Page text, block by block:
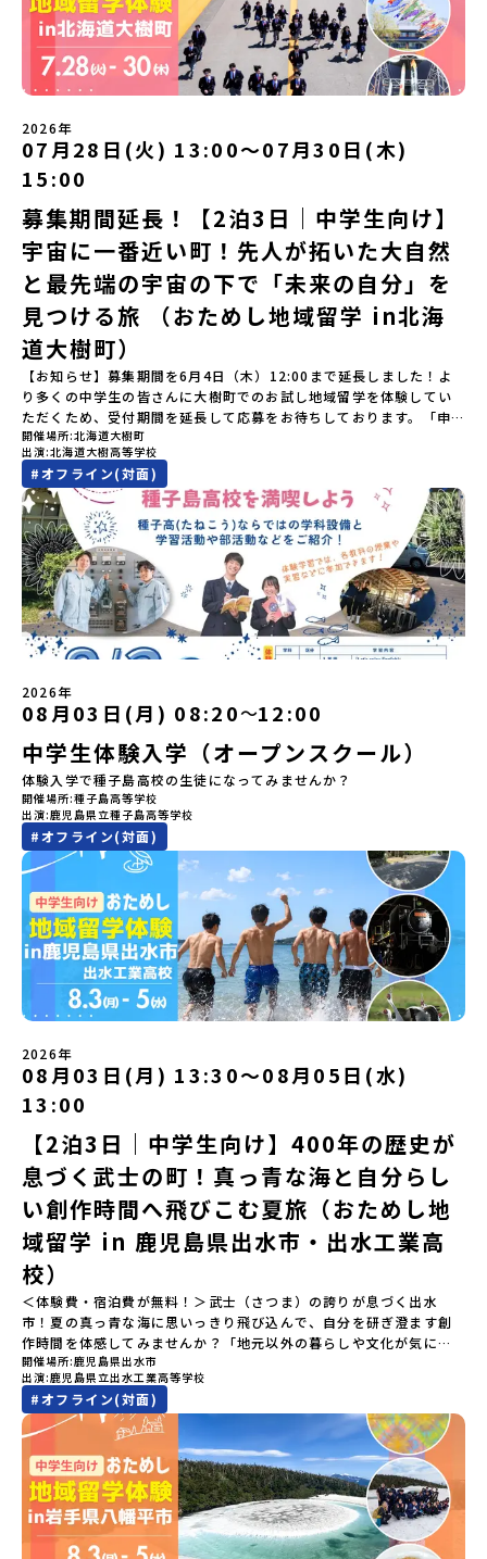
の歴史的な町並みを体感する「有田焼絵付けアクティビティ」 -職
人さんからまなぶ！有田焼伝統の「絵付け」体験ワークショップ
（協力：clay studio）「みんなで楽しもう！BBQ」 -BBQづく
り -仲間や地元の高校生、町の大人たちと交流・対話＜２日目＞
（AM）「1日目の振り返り」「ワークショップ」 -ゲスト講師によ
（PM）「ランチ/お土産タイム」解散※天候の状況や参加人数によ
ってプログラムを変更する場合がございます。参加概要【開催場
所】佐賀県 有田町（ありたちょう）【実施日程】7月4日（土）〜7
月5日（日）※参加が確定した方には6月5日（金） 18:30～20:00に
「参加者向け事前オンライン研修」をご案内する予定です。必ず参
加をお願いします。【集合場所・時間】7月4日(土) 12：00 JR有田
駅※12：00までにJR有田駅に到着する便で手配ください。【解散場
所・時間】7月5日(日) 13：00頃 JR有田駅【対象】中学2年生、中
学3年生【宿泊先】ありこや（佐賀県西松浦郡有田町）※地域みらい
留学生が活用している宿泊施設（シェアハウス）です。※1室1名で
宿泊いただく予定です。 【旅行代金】無料※旅行代金に含まれる費
用のうち、以下の内容が無料となります：・宿泊費（1泊分）・プロ
グラム内のアクティビティ・体験費用・一部の食事代*以下の費用は
参加者のご負担となります・集合場所までの往復交通費・お土産代
や自由時間の個人飲食費などの個人的費用【募集人数】最大5名（お
申し込み多数の場合は抽選の上決定）【参加者決定】お申し込み多
数の場合は、締め切り後1週間を目途に当落結果をご連絡いたしま
す。【申し込み受付期間】5月7日(木)12：00 から 5月21日(木)
12：00まで疑問も不安もワクワクに変える！「おためし地域留学」
ステップアップ説明会プログラムの内容を詳しく知りたい方や、お
申し込みを迷われている方向けにZoomでのオンライン配信を行い
ます。知りたい情報のレベルに合わせて、以下の2つのステップをご
活用ください。【STEP 1】全体オンライン説明会〜まずは「おため
し地域留学」を知りたい方へ〜日本全国20以上の地域から選んで参
加できる「おためし地域留学」の全体像や魅力について、説明会を
開催しました。中学生一人での参加にあたり、保護者様が特に気に
なる「安全面」や「事務局のサポート体制」についても詳しく解説
しています。ぜひ、ご自宅からお気軽にご視聴ください。▶︎ [アーカ
イブ動画を視聴する]YouTube：
https://youtu.be/Yt8nd04aNgA?
si=e5erbspvwz5O8_uF【STEP 2】有田町プログラム説明会〜
「有田町」の内容を具体的に深掘りしたい方へ〜全体説明を聞いた
うえで、「有田町では具体的に何をするの？」「どんな町なの？」
という疑問にお答えする説明会です。有田町ならではの豊かな文化
や、2泊3日のプログラムの中身をたっぷりとお伝えします。日
時： 5月11日(月) 19：00〜19：40内 容： 有田町ってどんなとこ
ろ？、プログラム詳細解説、質疑応答お申し込み：https://c-
mirai.jp/events/068058お気軽にどうぞ！「はじめての一人旅だ
けど大丈夫？」「どんな体験ができるの？」そんな保護者様の不安
や、中学生のみなさんの素朴な疑問にスタッフが直接お答えしま
す。チャットでの質問も可能ですので、ぜひご自宅からリラックス
してご参加ください。▼お申し込み前に必ずご確認ください・参加
規約への同意プログラムへの参加申し込みいただく前に、「お申し
込みに関する各規約」への同意が必須となります。ご確認くださ
ら抽選の上、締め切り日から1週間を目途に、お申し込み時に記入い
ただいたメールアドレス宛に「当選／落選メール」をお送りいたし
ます。当選者は、メールに記載された「当選確認フォーム」に３日
以内に回答いただき、確認フォームの提出をもって参加確定とさせ
ていただきます。当選確認フォームの期日までにご回答いただけな
い場合は、当選を取り消しとさせていただきます。当選取り消しが
あった場合は、繰り上げ当選者へご連絡させていただきます。登録
メールアドレスの変更をご希望の場合は下記の地域みらい留学公式
LINEよりご連絡をお願いします。※受信制限設定をしていると、通
知メールをお受け取りいただけません。その場合は、
「@miratabi.jp」からのメールを受信できるよう設定をお願いいた
します。※結果に関する個別のお問合せにはお答えしておりません
ので、ご了承ください。・お申し込みについてお申込はお一人様1回
限りです。PC・スマートフォンからお申込ください。申込後の内容
変更はできません。お申込時は、メールアドレスの入力間違いにご
注意ください。・宿泊について１室に複数(同性2～4名程度)で宿泊
いただく予定です。・食事アレルギー対応について個別の詳細なア
レルギー対応希望にはお応えしかねる場合がございます。対応が必
要な場合は必ず事前にご相談ください。・参加取消や急遽参加でき
なくなった場合について参加決定後の参加お取り消しはご遠慮下さ
い。やむを得ないお取り消しの場合はお早めに事務局までご連絡く
ださい。・キャンセルポリシーやむを得ない参加お取り消しの場
合、以下のルールに沿って対応させていただきます。ご了承くださ
い。プログラム開催日の前日＜7月3日＞から、【キャンセルのご連
絡日：お支払いいただく旅行代金】・21日目にあたる日以前：無
験」は、日本全国約200の高校と連携し、地域の枠を超えて学校生活
を送る「地域みらい留学」をプチ体験できるプログラムです。はじ
めてのひとり旅でも安心！現地でもスタッフがしっかりとサポート
いたします。今回のフィールドは「北海道平取町（びらとりちょ
う）」北海道の南に位置する平取町（びらとりちょう）。壮大な自
然と「アイヌ文化」が継承されている町として広く知られていま
す。町名の「平取（びらとり）」は、アイヌ語「ピラ・ウトゥル」
（崖の間を意味）という言葉から名付けられました。見上げるほど
大きな山々が連なる「幌尻岳（ぽろしりだけ）」の景色は絶景！日
本一の広さを誇る「すずらん」が咲く花畑や、和牛がのんびりと過
ごす放牧地。日本一の清流に選ばれたこともある、ヤマメやニジマ
スが泳ぐ「沙流川（さるがわ）」。他の地域では見ることのできな
い圧倒的スケールの自然を味わうことができます。さらに、源義経
（みなもとのよしつね）とも縁が深いとされている地域で、義経を
祀った神社や公園などが存在し、アイヌ民族と日本の歴史を交差す
る瞬間を肌で体感できる町です。北の大地で育まれた「アイヌ文
化」とは？「アイヌ」の文化は北海道を中心とした北部周辺で、先
住民族である「アイヌ民族」によって大切に育まれてきた文化で
す。日本語とは異なる響きを持つ「アイヌ語」や、自然界のあらゆ
る物に「魂」が宿ると考える「精神文化」、祭りや家庭での行事な
どに踊られる「古式舞踊」、独特の文様による刺繍（ししゅう）、
木彫り等の工芸など、ユニークな文化が存在します。アイヌ文化で
は、人間のまわりに存在する生き物や自然のチカラ、暮らしの道具
のうち、人間にとって大切な役割を持っているものを「カムイ」と
呼んでいます。いつも自分たちを見守ってくれているもの、例え
ば、身近な動植物や、暮らしに欠かせない火、水、風、そして雄大
な山や川などもすべて「カムイ」です。この文化と精神性をテーマ
にした大人気マンガ「ゴールデンカムイ」は、累計3000万部以上販
売され、2026年3月に映画の続編も公開されるなど注目を集めてい
ます。今回は、平取町の中でもアイヌ文化に触れることのできる
「二風谷（にぶたに）コタン」へ出発！アイヌの家や暮らし、食な
どを体感することができます。ぜひ現地で味わってみてください
生との特別な交流この旅の大きな魅力は、地元の「平取高校」の先
輩たちと過ごす時間です。 ただ校舎を眺める見学ではありません。
高校生が自ら企画したアクティビティを通じて、年の近い先輩たち
と本音で交流することができます。魅力的な大人たちと対話をしな
がら町の歴史や「生き方」を学ぶことができ、大充実の2泊3日にな
ること間違いなし！そんなユニークな魅力がたっぷりつまった北海
道平取町へ、人生の可能性をひらく特別な旅に出発しませんか？体
験のおすすめポイント体験プログラム内容（予定）＜1日目＞
（PM）「オリエンテーション・自己紹介ワーク」「高校生企画①-
遊び編-」 -平取高校生と仲を深める「びらとりの歴史・文化を知
る！アイヌ文化フィールドワーク」 -アイヌ文化博物館でアイヌ文
化を理解する -アイヌ伝統文化を感じるアクティビティ「1日を振
り返るーみんなで体験シェア」＜2日目＞（AM）「平取高校見学・
寮見学」 -平取高校の特徴を知る学校体験 -在校生との対話「高
校生企画②-町の紹介編-」 -ビンゴをしながら町を知ろう！（PM）
「自然と農を感じる！農業アクティビティ」 -平取特産の「びらと
「みんなでBBQディナー」 -さらに仲間や地元の高校生、町の大人
たちと交流＜3日目＞（AM）「アイヌが愛した森を散策するフィー
ルドワーク」「3日間の振り返りワーク」 -みんなで振り返り対話
「ランチ/お土産タイム」（PM） 13：30頃プログラム終了-新千歳
空港には15：00頃に到着予定です。※天候の状況や参加人数によっ
てプログラムを変更する場合がございます。参加概要【開催場所】
北海道平取町（びらとりちょう）【実施日程】7月18日(土)～7月20
日(月祝)※参加が確定した方には6月3日(水) 18：30～20：00に
「参加者向け事前オンライン研修」をご案内する予定です。必ず参
加をお願いします。【集合場所・時間】7月18日(土) 12：00 新千歳
空港※12：00までに新千歳空港に到着する便で手配ください。【解
散場所・時間】7月20日(祝月) 15：00頃 新千歳空港※16：00以降
に新千歳空港を出発する便で手配ください。【対象】中学2年生、中
学3年生【宿泊先】ゲストハウス ヤント※ドミトリータイプの2段ベ
ッド（1室2～4名）で宿泊いただく予定です。【旅行代金】無料※旅
行代金に含まれる費用のうち、以下の内容が無料となります・宿泊
費（2泊分）・プログラム内のアクティビティ・体験費用・一部の食
事代※以下の費用は参加者のご負担となります・集合場所までの往
復交通費・お土産代や自由時間の個人飲食費などの個人的費用【募
集人数】最大10名（お申し込み多数の場合は抽選の上決定）【参加
者決定】お申し込み多数の場合は、締め切り後1週間を目途に当落結
果をご連絡いたします。【申し込み受付締切】4月30日(木)12：00
から 5月14日(木) 12：00まで疑問も不安もワクワクに変える！「お
ためし地域留学」ステップアップ説明会プログラムの内容を詳しく
知りたい方や、お申し込みを迷われている方向けにZoomでのオン
2026年
07月28日(火) 13:00〜07月30日(木)
15:00
募集期間延長！【2泊3日｜中学生向け】
宇宙に一番近い町！先人が拓いた大自然
と最先端の宇宙の下で「未来の自分」を
見つける旅 （おためし地域留学 in北海
道大樹町）
【お知らせ】募集期間を6月4日（木）12:00まで延長しました！よ
り多くの中学生の皆さんに大樹町でのお試し地域留学を体験してい
ただくため、受付期間を延長して応募をお待ちしております。「申
し込みのタイミングを逃してしまった」という方も、この機会にぜ
ひ一歩踏み出してみませんか？※都合により締め切りを早める場合
がございます。お早目にご応募ください！-------------------------
-------------------＼返還不要・3年間最大72万／💡北海道の高校留
学に【毎月2万円】の給付型奨学金～夢に向かって一歩踏み出す、あ
なたの未来を応援！～ 詳細・条件はこちらから------------------
--------------------------ーーーーーーーーーーーーーーーーーー
ーーーーーーーーーーーーーー＜体験費・宿泊費が無料！＞民間ロ
ケットの打ち上げ成功で話題になった町！ 北海道の「宇宙版シリコ
ンバレー」を目指す大樹町で、最先端テクノロジーとどこまでも続
く大自然を肌で感じてみませんか？「地元以外の地域の暮らしが気
になる。いつか留学してみたい！」「自分の進学や将来の可能性を
もっとひらきたい！ 」「自然が好きでもっと触れてあそびたい！」
そんな中学生のみなさんにおすすめ！「おためし地域留学体験」
は、日本全国約200の高校と連携し、地域の枠を超えて学校生活を送
る「地域みらい留学」をプチ体験できるプログラムです。はじめて
のひとり旅でも安心！現地でもスタッフがしっかりとサポートいた
します。今回のフィールドは「北海道 大樹町（たいきちょう）」北
海道の東部、十勝の南部に位置する大樹町（たいきちょう）。西に
日高山脈（ひだかさんみゃく）が連なり、東は太平洋に面した自然
豊かな町です。酪農を主体とした農業や漁業、林業が盛んであると
同時に、「宇宙に一番近い町」として航空宇宙産業の誘致を進める
ユニークな顔を持っています 。見上げるほど大きな山々が連なる
「日高山脈（ひだかさんみゃく）」の絶景！牛たちがのんびりと過
ごす放牧地や、海が見える珍しい温泉。日本一の清流に選ばれたこ
ともある「歴舟川（れきふねがわ）」。 他の地域では見ることので
きない圧倒的スケールの自然と、新しい産業が交差する瞬間を肌で
体感できる町です。北の大地で脈々と受け継がれる 「フロンティア
スピリッツ」を体感！ 「フロンティアスピリッツ（開拓者精神）」
です。どんな困難な状況にも真っ向から立ち向かい、未知の領域へ
夢を追って挑戦し続ける姿勢や、手つかずの大自然の中で一攫千金
の夢を抱いて熱中した「砂金掘り」、自らの手で広大な大地を切り
拓いてきた農業や漁業の歴史など、夢を追う人々が集まる他の町に
はない風土が存在します。大樹町では、このフロンティアスピリッ
ツが現在、「北海道の小さな町から宇宙を目指す」という新たな夢
へと繋がっています。 「宇宙版シリコンバレー」の実現を目指し、
国内外の宇宙関連企業が集まる宇宙港「北海道スペースポート」の
整備が進められています。 この未来への挑戦の精神は、民間企業に
よる日本初のロケット打ち上げ成功という形で実を結び、世界有数
のロケット発射場の適地として全国・アジア各国からも大きな注目
を集めています 今回は、そんな大樹町の過去から未来へ繋がるフロ
ンティアスピリッツに触れるアクティビティへ出発！農業からロケ
ットまで本物の現場を体感し、他では味わえない体験を五感をフル
につかって楽しむことができます🎵大樹高校は、農業から宇宙まで
「町のぜんぶが教科書」！大樹高校の学びは、ただ教室の机に座っ
ているだけではありません！農業や漁業から、最先端の宇宙科学ま
で「町のぜんぶが教科書」 です。先輩たちは「地域探究」の授業
や、放課後の「地域探究サークル」を通して、学校の外へどんどん
飛び出し町の人たちと一緒にリアルな課題解決にチャレンジしてい
ます。そんな先輩たちとの交流がきっと「未来の自分」のヒントが
見つかるはず！ あたたかい町の人たちや先輩たちとの出会いが待っ
ている北海道大樹町へ、あなたの世界をグッと広げる特別な旅に出
発しませんか？ 体験のおすすめポイント体験プログラム内容（予
定）＜１日目＞（PM）「オリエンテーション・自己紹介ワーク」
開催場所 北海道大樹町
出演 北海道大樹高等学校
#オフライン(対面)
2026年
08月03日(月) 08:20〜12:00
中学生体験入学（オープンスクール）
体験入学で種子島高校の生徒になってみませんか？
開催場所 種子島高等学校
出演 鹿児島県立種子島高等学校
#オフライン(対面)
2026年
08月03日(月) 13:30〜08月05日(水)
13:00
【2泊3日｜中学生向け】400年の歴史が
息づく武士の町！真っ青な海と自分らし
い創作時間へ飛びこむ夏旅（おためし地
域留学 in 鹿児島県出水市・出水工業高
校）
＜体験費・宿泊費が無料！＞武士（さつま）の誇りが息づく出水
市！夏の真っ青な海に思いっきり飛び込んで、自分を研ぎ澄ます創
作時間を体感してみませんか？「地元以外の暮らしや文化が気にな
る。いつか留学してみたい！」「自分の進学や将来の可能性をもっ
とひらきたい！」「ものづくりや工業高校に興味がある！」そんな
中学生のみなさんにおすすめ！「おためし地域留学」は、日本全国
約200の高校と連携し、地域の枠を超えて学校生活を送る「地域みら
い留学」をプチ体験できるプログラムです。はじめてのひとり旅で
も安心！現地でもスタッフがしっかりとサポートいたします。今回
のフィールドは「鹿児島県 出水市（いずみし）出水工業高校」出水
市（いずみし）は、鹿児島県の玄関口にあるまち。ここでしか見ら
れない景色と、地元の人たちがずっと大切にしてきたものがありま
す。400年前から続く「武士の道」を歩く昔、武士たちがまちを守る
開催場所 鹿児島県出水市
出演 鹿児島県立出水工業高等学校
#オフライン(対面)